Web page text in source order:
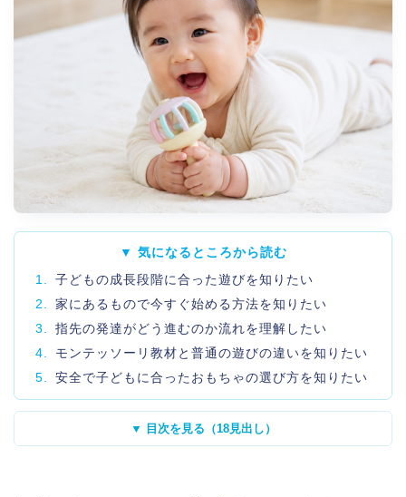
▼ 気になるところから読む
1.
子どもの成長段階に合った遊びを知りたい
2.
家にあるもので今すぐ始める方法を知りたい
3.
指先の発達がどう進むのか流れを理解したい
4.
モンテッソーリ教材と普通の遊びの違いを知りたい
5.
安全で子どもに合ったおもちゃの選び方を知りたい
▼ 目次を見る（18見出し）